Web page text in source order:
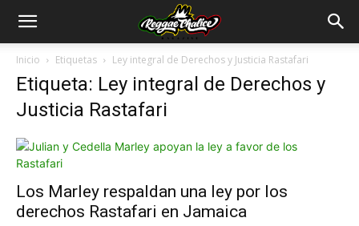
Inicio Etiquetas Ley integral de Derechos y Justicia Rastafari
Etiqueta: Ley integral de Derechos y
Justicia Rastafari
Los Marley respaldan una ley por los
derechos Rastafari en Jamaica